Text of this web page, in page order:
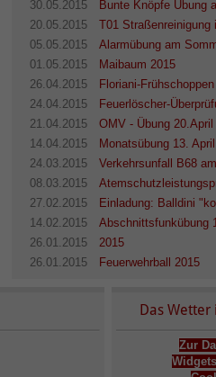
30.05.2015
Bunte Knöpfe Übung
20.05.2015
T01 Straßenreinigung
05.05.2015
Alarmübung am
01.05.2015
Maibaum 2015
26.04.2015
Floriani-
24.04.2015
Feuerlöscher-
21.04.2015
OMV - Übung 20.April
14.04.2015
Monatsübung 13.
24.03.2015
Verkehrsunfall B68
08.03.2015
27.02.2015
Einladung: Balldini
14.02.2015
Abschnittsfunkübung
26.01.2015
2015
26.01.2015
Feuerwehrball 2015
Das Wetter
Zur